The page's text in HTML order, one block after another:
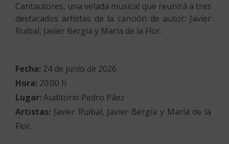
Cantautores, una velada musical que reunirá a tres
destacados artistas de la canción de autor: Javier
Ruibal, Javier Bergia y María de la Flor.
Fecha: 24 de junio de 2026
Hora: 20:00 h
Lugar: Auditorio Pedro Páez
Artistas: Javier Ruibal, Javier Bergia y María de la
Flor.